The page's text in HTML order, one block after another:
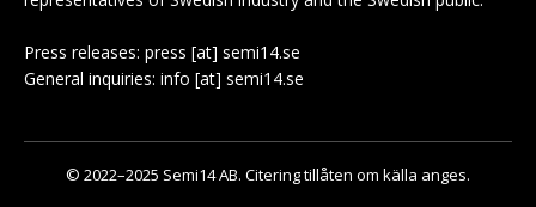
Press releases: press [at] semi14.se
General inquiries: info [at] semi14.se
© 2022–2025 Semi14 AB. Citering tillåten om källa anges.